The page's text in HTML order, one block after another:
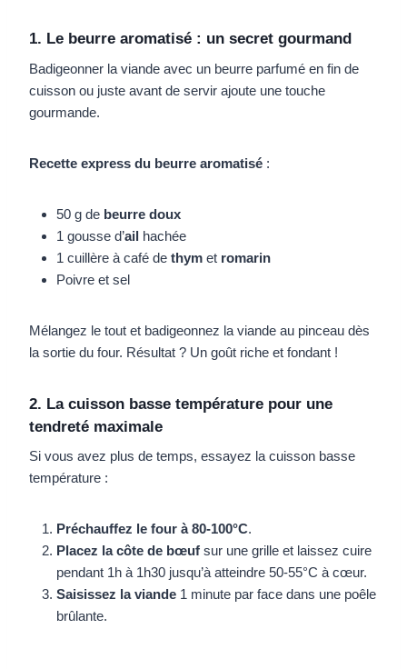
1. Le beurre aromatisé : un secret gourmand
Badigeonner la viande avec un beurre parfumé en fin de
cuisson ou juste avant de servir ajoute une touche
gourmande.
Recette express du beurre aromatisé :
50 g de beurre doux
1 gousse d’ail hachée
1 cuillère à café de thym et romarin
Poivre et sel
Mélangez le tout et badigeonnez la viande au pinceau dès
la sortie du four. Résultat ? Un goût riche et fondant !
2. La cuisson basse température pour une
tendreté maximale
Si vous avez plus de temps, essayez la cuisson basse
température :
Préchauffez le four à 80-100°C.
Placez la côte de bœuf sur une grille et laissez cuire
pendant 1h à 1h30 jusqu’à atteindre 50-55°C à cœur.
Saisissez la viande 1 minute par face dans une poêle
brûlante.